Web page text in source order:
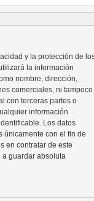
y la protección de
la información
nombre, dirección,
comerciales, ni tampoco
con terceras partes o
información
Los datos
únicamente con el fin de
en contratar de este
a guardar absoluta